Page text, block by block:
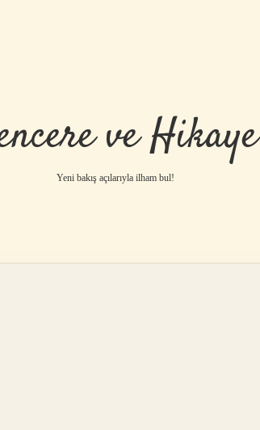
ve Hikaye
Yeni bakış açılarıyla ilham bul!